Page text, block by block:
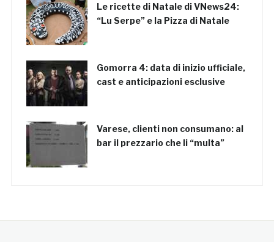
Le ricette di Natale di VNews24:
“Lu Serpe” e la Pizza di Natale
Gomorra 4: data di inizio ufficiale,
cast e anticipazioni esclusive
Varese, clienti non consumano: al
bar il prezzario che li “multa”